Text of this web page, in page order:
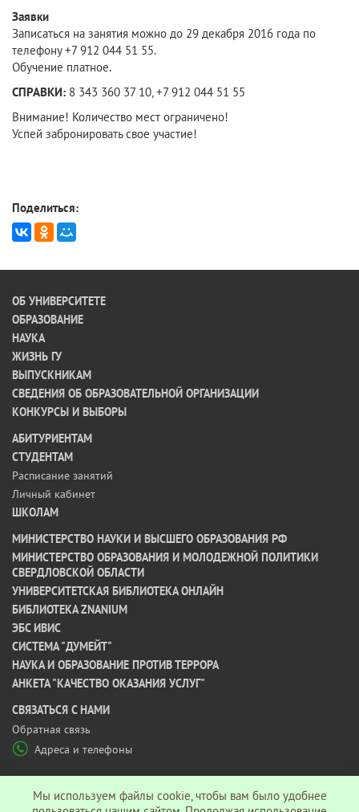
Заявки
Записаться на занятия можно до 29 декабря 2016 года по
телефону +7 912 044 51 55.
Обучение платное.
СПРАВКИ: 8 343 360 37 10, +7 912 044 51 55
Внимание! Количество мест ограничено!
Успей забронировать свое участие!
Поделиться:
ОБ УНИВЕРСИТЕТЕ
ОБРАЗОВАНИЕ
НАУКА
ЖИЗНЬ ГУ
ВЫПУСКНИКАМ
СВЕДЕНИЯ ОБ ОБРАЗОВАТЕЛЬНОЙ ОРГАНИЗАЦИИ
КОНКУРСЫ И ВЫБОРЫ
АБИТУРИЕНТАМ
СТУДЕНТАМ
Расписание занятий
Личный кабинет
ШКОЛАМ
МИНИСТЕРСТВО НАУКИ И ВЫСШЕГО ОБРАЗОВАНИЯ РФ
МИНИСТЕРСТВО ОБРАЗОВАНИЯ И МОЛОДЕЖНОЙ ПОЛИТИКИ
СВЕРДЛОВСКОЙ ОБЛАСТИ
УНИВЕРСИТЕТСКАЯ БИБЛИОТЕКА ОНЛАЙН
БИБЛИОТЕКА ZNANIUM
ЭБС ИВИС
СИСТЕМА "ДУМЕЙТ"
НАУКА И ОБРАЗОВАНИЕ ПРОТИВ ТЕРРОРА
АНКЕТА "КАЧЕСТВО ОКАЗАНИЯ УСЛУГ"
CВЯЗАТЬСЯ С НАМИ
Обратная связь
Адреса и телефоны
Мы используем файлы cookie, чтобы вам было удобнее